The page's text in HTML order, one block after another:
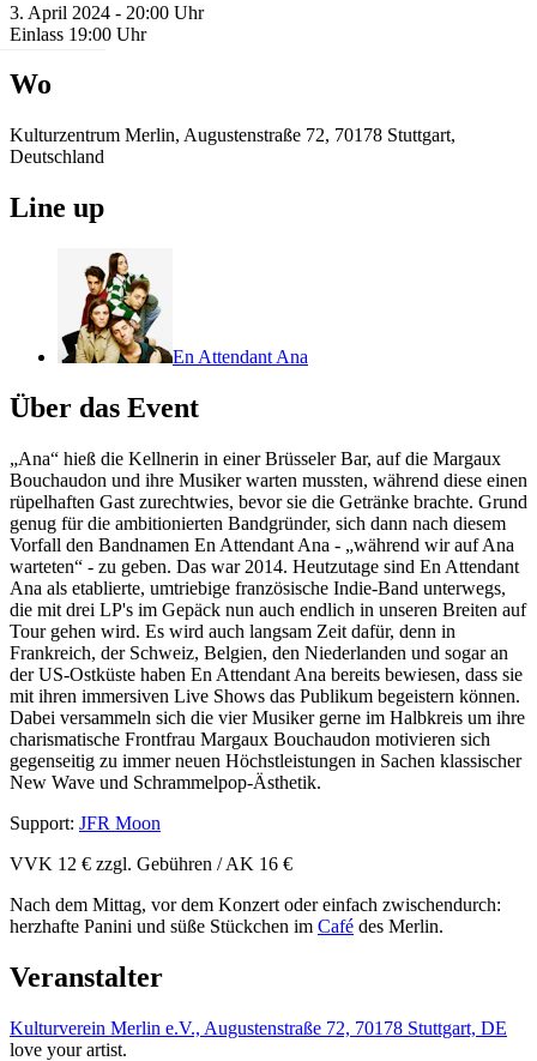
3. April 2024 - 20:00 Uhr
Einlass 19:00 Uhr
Wo
Kulturzentrum Merlin, Augustenstraße 72, 70178 Stuttgart,
Deutschland
Line up
En Attendant Ana
Über das Event
„Ana“ hieß die Kellnerin in einer Brüsseler Bar, auf die Margaux
Bouchaudon und ihre Musiker warten mussten, während diese einen
rüpelhaften Gast zurechtwies, bevor sie die Getränke brachte. Grund
genug für die ambitionierten Bandgründer, sich dann nach diesem
Vorfall den Bandnamen En Attendant Ana - „während wir auf Ana
warteten“ - zu geben. Das war 2014. Heutzutage sind En Attendant
Ana als etablierte, umtriebige französische Indie-Band unterwegs,
die mit drei LP's im Gepäck nun auch endlich in unseren Breiten auf
Tour gehen wird. Es wird auch langsam Zeit dafür, denn in
Frankreich, der Schweiz, Belgien, den Niederlanden und sogar an
der US-Ostküste haben En Attendant Ana bereits bewiesen, dass sie
mit ihren immersiven Live Shows das Publikum begeistern können.
Dabei versammeln sich die vier Musiker gerne im Halbkreis um ihre
charismatische Frontfrau Margaux Bouchaudon motivieren sich
gegenseitig zu immer neuen Höchstleistungen in Sachen klassischer
New Wave und Schrammelpop-Ästhetik.
Support: JFR Moon
VVK 12 € zzgl. Gebühren / AK 16 €
Nach dem Mittag, vor dem Konzert oder einfach zwischendurch:
herzhafte Panini und süße Stückchen im Café des Merlin.
Veranstalter
Kulturverein Merlin e.V., Augustenstraße 72, 70178 Stuttgart, DE
love your artist.